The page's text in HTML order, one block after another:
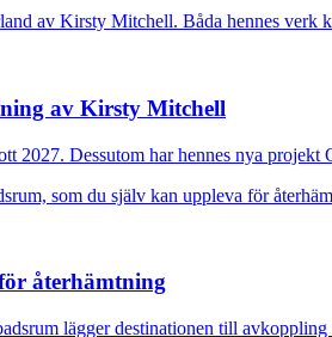
av Kirsty Mitchell
Dessutom har hennes nya projekt
återhämtning
lägger destinationen till avkoppling